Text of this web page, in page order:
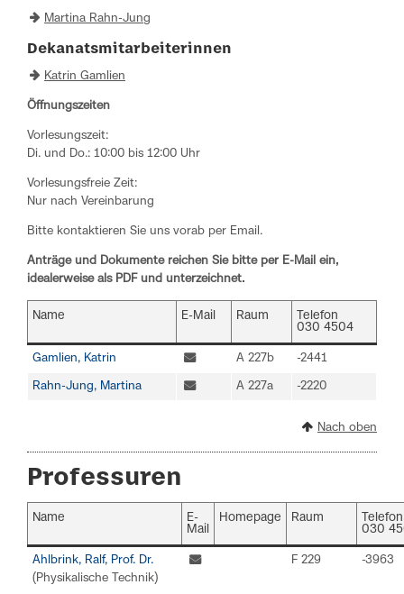
Martina Rahn-Jung
Dekanatsmitarbeiterinnen
Katrin Gamlien
Öffnungszeiten
Vorlesungszeit:
Di. und Do.: 10:00 bis 12:00 Uhr
Vorlesungsfreie Zeit:
Nur nach Vereinbarung
Bitte kontaktieren Sie uns vorab per Email.
Anträge und Dokumente reichen Sie bitte per E-Mail ein,
idealerweise als PDF und unterzeichnet.
Name E-Mail Raum
Telefon
030 4504
Gamlien, Katrin A 227b -2441
Rahn-Jung, Martina A 227a -2220
Nach oben
Professuren
Name
E-
Mail
Homepage Raum
Telefon
030
Ahlbrink, Ralf, Prof. Dr.
(Physikalische Technik)
F 229 -3963